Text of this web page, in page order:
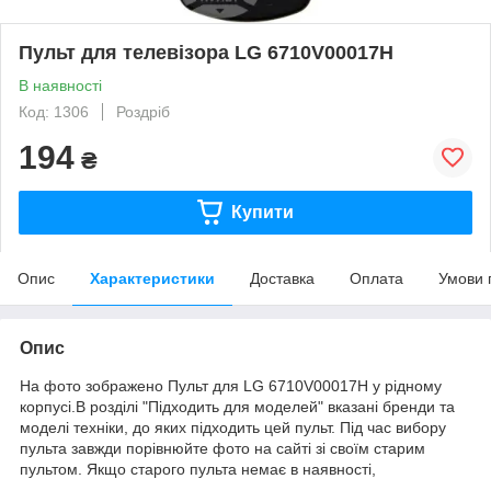
Пульт для телевізора LG 6710V00017H
В наявності
Код: 1306
Роздріб
194 ₴
Купити
Опис Характеристики Доставка Оплата Умови
Опис
На фото зображено Пульт для LG 6710V00017H у рідному
корпусі.В розділі "Підходить для моделей" вказані бренди та
моделі техніки, до яких підходить цей пульт. Під час вибору
пульта завжди порівнюйте фото на сайті зі своїм старим
пультом. Якщо старого пульта немає в наявності,